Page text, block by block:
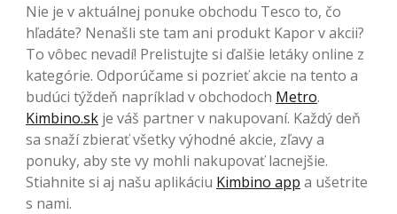
Nie je v aktuálnej ponuke obchodu Tesco to, čo
hľadáte? Nenašli ste tam ani produkt Kapor v akcii?
To vôbec nevadí! Prelistujte si ďalšie letáky online z
kategórie. Odporúčame si pozrieť akcie na tento a
budúci týždeň napríklad v obchodoch Metro.
Kimbino.sk je váš partner v nakupovaní. Každý deň
sa snaží zbierať všetky výhodné akcie, zľavy a
ponuky, aby ste vy mohli nakupovať lacnejšie.
Stiahnite si aj našu aplikáciu Kimbino app a ušetrite
s nami.